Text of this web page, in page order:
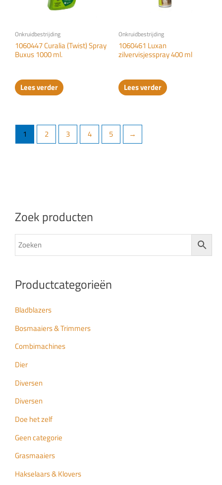
Zoek producten
Productcategorieën
Bladblazers
Bosmaaiers & Trimmers
Combimachines
Dier
Diversen
Diversen
Doe het zelf
Geen categorie
Grasmaaiers
Hakselaars & Klovers
Onkruidbestrijding
1060447 Curalia (Twist) Spray
Buxus 1000 ml.
Lees verder
Onkruidbestrijding
1060461 Luxan
zilvervisjesspray 400 ml
Lees verder
1 2 3 4 5 →